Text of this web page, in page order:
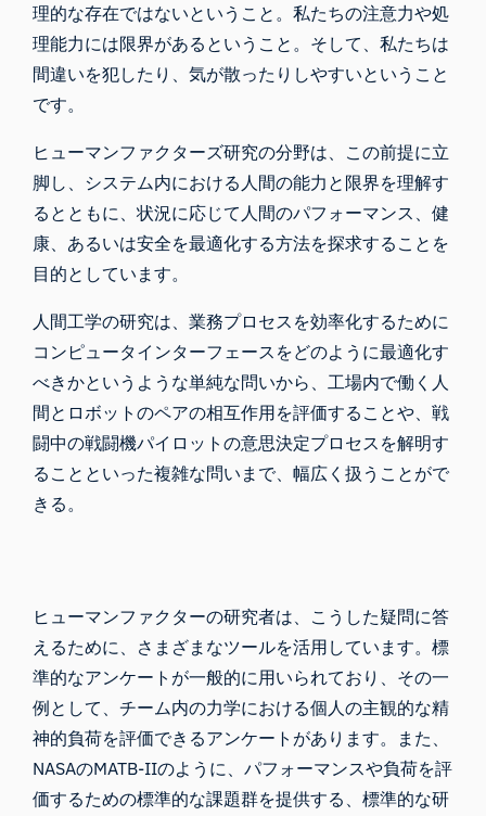
理的な存在ではないということ。私たちの注意力や処
理能力には限界があるということ。そして、私たちは
間違いを犯したり、気が散ったりしやすいということ
です。
ヒューマンファクターズ研究の分野は、この前提に立
脚し、システム内における人間の能力と限界を理解す
るとともに、状況に応じて人間のパフォーマンス、健
康、あるいは安全を最適化する方法を探求することを
目的としています。
人間工学の研究は、業務プロセスを効率化するために
コンピュータインターフェースをどのように最適化す
べきかというような単純な問いから、工場内で働く人
間とロボットのペアの相互作用を評価することや、戦
闘中の戦闘機パイロットの意思決定プロセスを解明す
ることといった複雑な問いまで、幅広く扱うことがで
きる。
ヒューマンファクターの研究者は、こうした疑問に答
えるために、さまざまなツールを活用しています。標
準的なアンケートが一般的に用いられており、その一
例として、チーム内の力学における個人の主観的な精
神的負荷を評価できるアンケートがあります。また、
NASAのMATB-IIのように、パフォーマンスや負荷を評
価するための標準的な課題群を提供する、標準的な研